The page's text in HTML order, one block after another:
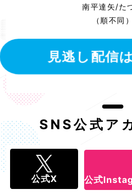
南平達矢/た
（順不同）
見逃し配信
SNS公式ア
公式X 公式